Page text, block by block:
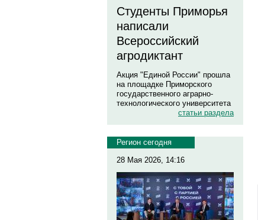
Студенты Приморья
написали
Всероссийский
агродиктант
Акция "Единой России" прошла
на площадке Приморского
государственного аграрно-
технологического университета
статьи раздела
Регион сегодня
28 Мая 2026, 14:16